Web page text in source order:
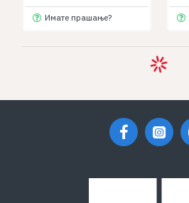
Имате прашање?